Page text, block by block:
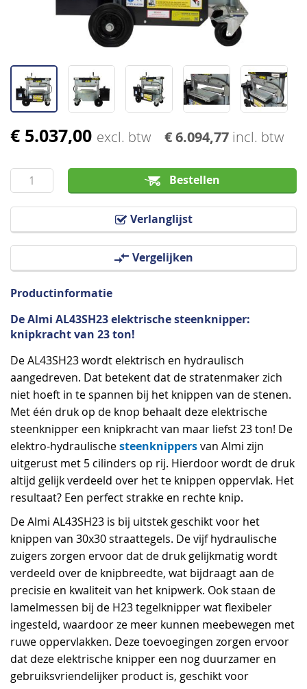
€ 5.037,00 excl. btw € 6.094,77 incl. btw
Bestellen
Verlanglijst
Vergelijken
Ga
het
begin
afbeeldingen-
gallerij
Productinformatie
De Almi AL43SH23 elektrische steenknipper:
knipkracht van 23 ton!
De AL43SH23 wordt elektrisch en hydraulisch
aangedreven. Dat betekent dat de stratenmaker zich
niet hoeft in te spannen bij het knippen van de stenen.
Met één druk op de knop behaalt deze elektrische
steenknipper een knipkracht van maar liefst 23 ton! De
elektro-hydraulischesteenknippersvan Almi zijn
uitgerust met 5 cilinders op rij. Hierdoor wordt de druk
altijd gelijk verdeeld over het te knippen oppervlak. Het
resultaat? Een perfect strakke en rechte knip.
De Almi AL43SH23 is bij uitstek geschikt voor het
knippen van 30x30 straattegels. De vijf hydraulische
zuigers zorgen ervoor dat de druk gelijkmatig wordt
verdeeld over de knipbreedte, wat bijdraagt aan de
precisie en kwaliteit van het knipwerk. Ook staan de
lamelmessen bij de H23 tegelknipper wat flexibeler
ingesteld, waardoor ze meer kunnen meebewegen met
ruwe oppervlakken. Deze toevoegingen zorgen ervoor
dat deze elektrische knipper een nog duurzamer en
gebruiksvriendelijker product is, geschikt voor